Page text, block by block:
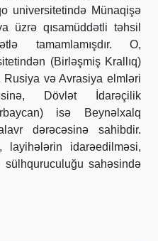
universitetində Münaqişə
üzrə qısamüddətli təhsil
tamamlamışdır. O,
(Birləşmiş Krallıq)
Rusiya və Avrasiya elmləri
Dövlət İdarəçilik
isə Beynəlxalq
dərəcəsinə sahibdir.
layihələrin idarəedilməsi,
sahəsində